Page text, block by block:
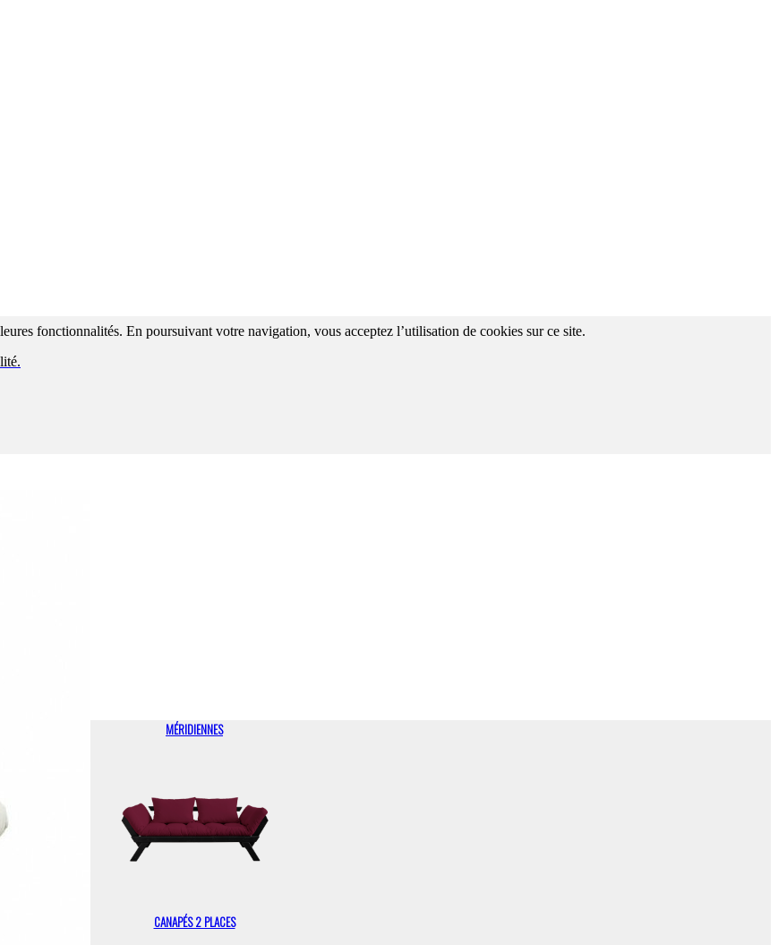
fonctionnalités. En poursuivant votre navigation, vous acceptez l’utilisation de cookies sur ce site.
MÉRIDIENNES
CANAPÉS 2 PLACES